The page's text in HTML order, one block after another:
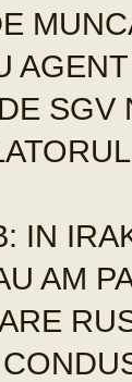
SGV
IN
AM